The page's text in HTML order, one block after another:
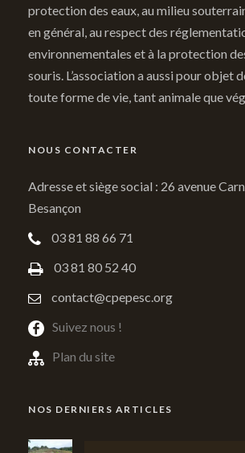
protection des eaux, au milieu
en général, au respect des
environnementales et à la protection
souris. L’association a aussi pour objet
toute forme de vie, tant animale que
NOUS CONTACTER
Adresse et siège social : 26 avenue
Besançon
03 81 88 66 71
03 81 80 52 40
contact@cpepesc.org
Suivez nous !
Plan du site
NOS DERNIERS ARTICLES